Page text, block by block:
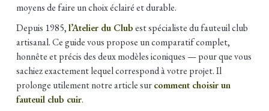
moyens de faire un choix éclairé et durable.
Depuis 1985,l’Atelier du Clubest spécialiste du fauteuil club
artisanal. Ce guide vous propose un comparatif complet,
honnête et précis des deux modèles iconiques — pour que vous
sachiez exactement lequel correspond à votre projet. Il
prolonge utilement notre article surcomment choisir un
fauteuil club cuir.